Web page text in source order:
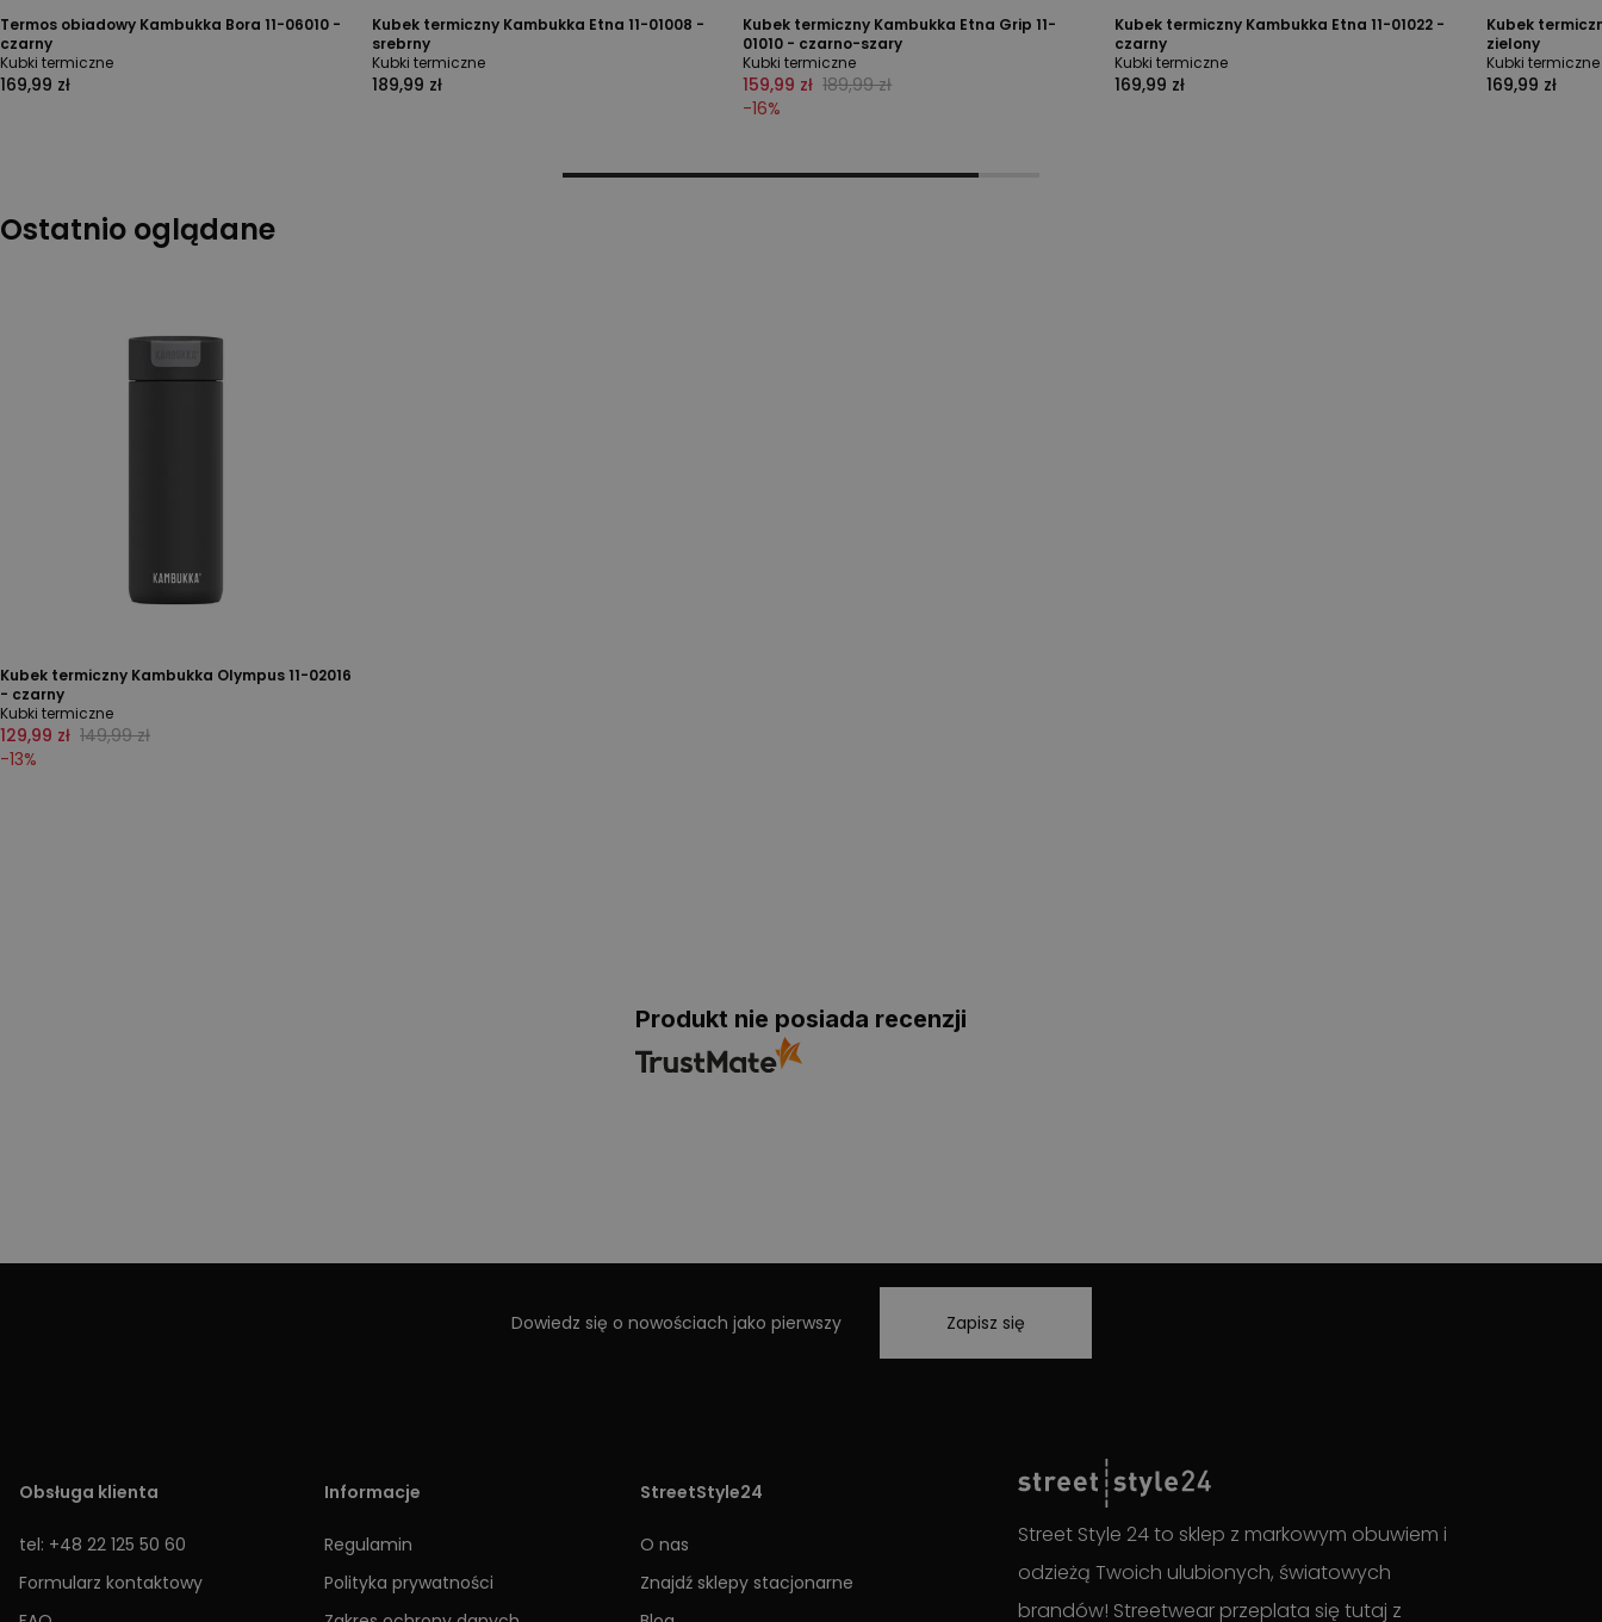
Termos obiadowy Kambukka Bora 11-06010 -
czarny
Kubki termiczne
169,99 zł
Kubek termiczny Kambukka Etna 11-01008 -
srebrny
Kubki termiczne
189,99 zł
Kubek termiczny Kambukka Etna Grip 11-
01010 - czarno-szary
Kubki termiczne
159,99 zł 189,99 zł
-16%
Kubek termiczny Kambukka Etna 11-01022 -
czarny
Kubki termiczne
169,99 zł
Kubek
zielony
Kubki termiczne
169,99 zł
Ostatnio oglądane
Kubek termiczny Kambukka Olympus 11-02016
- czarny
Kubki termiczne
129,99 zł 149,99 zł
-13%
Produkt nie posiada recenzji
Dowiedz się o nowościach jako pierwszy Zapisz się
Obsługa klienta
tel: +48 22 125 50 60
Formularz kontaktowy
Informacje
Regulamin
Polityka prywatności
StreetStyle24
O nas
Znajdź sklepy stacjonarne
Street Style 24 to sklep z markowym obuwiem i
odzieżą Twoich ulubionych, światowych
brandów! Streetwear przeplata się tutaj z